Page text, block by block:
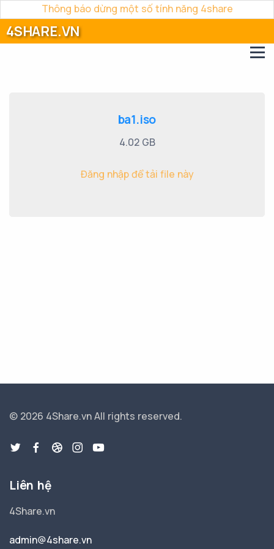
Thông báo dừng một số tính năng 4share
4SHARE.VN
ba1.iso
4.02 GB
Đăng nhập để tải file này
© 2026 4Share.vnAll rights reserved.
Liên hệ
4Share.vn
admin@4share.vn